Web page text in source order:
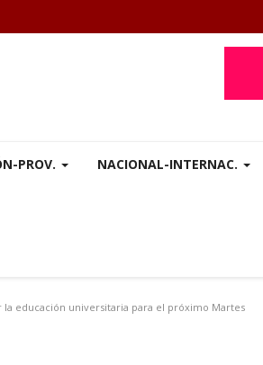
PROV. NACIONAL-INTERNAC.
educación universitaria para el próximo Martes